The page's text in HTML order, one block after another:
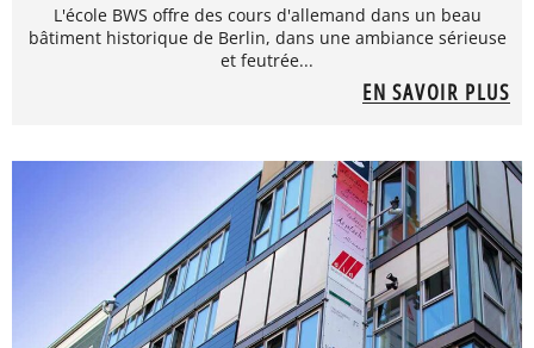
L'école BWS offre des cours d'allemand dans un beau
bâtiment historique de Berlin, dans une ambiance sérieuse
et feutrée...
EN SAVOIR PLUS